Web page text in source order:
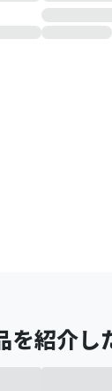
を紹介し